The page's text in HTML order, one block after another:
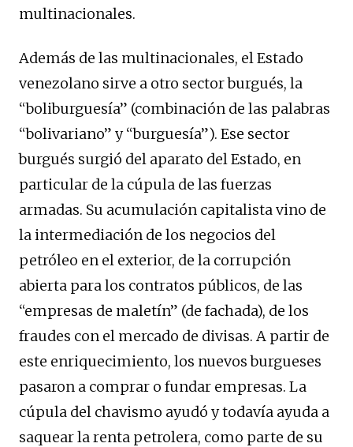
multinacionales.
Además de las multinacionales, el Estado
venezolano sirve a otro sector burgués, la
“boliburguesía” (combinación de las palabras
“bolivariano” y “burguesía”). Ese sector
burgués surgió del aparato del Estado, en
particular de la cúpula de las fuerzas
armadas. Su acumulación capitalista vino de
la intermediación de los negocios del
petróleo en el exterior, de la corrupción
abierta para los contratos públicos, de las
“empresas de maletín” (de fachada), de los
fraudes con el mercado de divisas. A partir de
este enriquecimiento, los nuevos burgueses
pasaron a comprar o fundar empresas. La
cúpula del chavismo ayudó y todavía ayuda a
saquear la renta petrolera, como parte de su